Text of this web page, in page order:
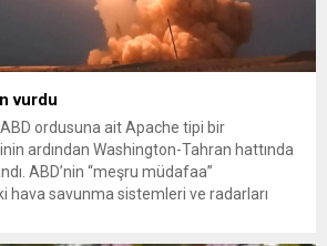
vurdu
ABD ordusuna ait Apache tipi bir
ardından Washington-Tahran hattında
ABD’nin “meşru müdafaa”
hava savunma sistemleri ve radarları